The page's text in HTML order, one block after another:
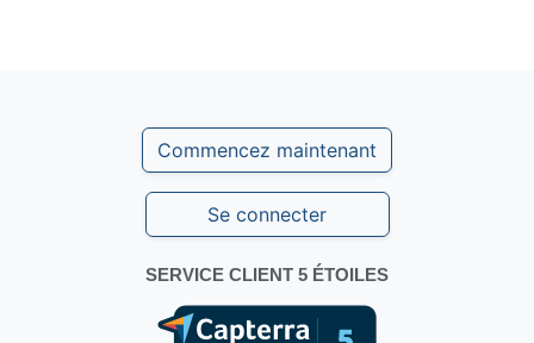
Commencez maintenant
Se connecter
SERVICE CLIENT 5 ÉTOILES